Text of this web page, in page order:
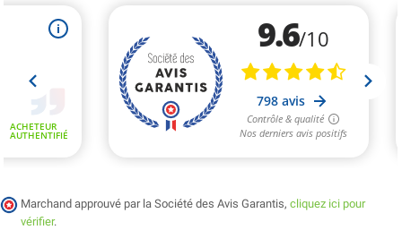
Marchand approuvé par la Société des Avis Garantis, cliquez ici pour
vérifier.